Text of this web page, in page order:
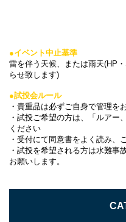
●イベント中止基準
雷を伴う天候、または雨天(HP
らせ致します)
●試投会ルール
・貴重品は必ずご自身で管理を
・試投ご希望の方は、「ルアー
ください
・受付にて同意書をよく読み、
・試投を希望される方は水難事
お願いします。